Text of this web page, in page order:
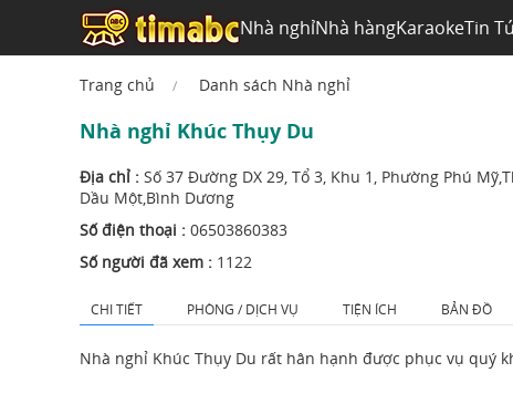
Nhà nghỉNhà hàngKaraokeTin
Trang chủ Danh sách Nhà nghỉ
Nhà nghỉ Khúc Thụy Du
Địa chỉ : Số 37 Đường DX 29, Tổ 3, Khu 1, Phường Phú
Dầu Một,Bình Dương
Số điện thoại : 06503860383
Số người đã xem : 1122
CHI TIẾT PHÒNG / DỊCH VỤ TIỆN ÍCH BẢN ĐỒ
Nhà nghỉ Khúc Thụy Du rất hân hạnh được phục vụ quý